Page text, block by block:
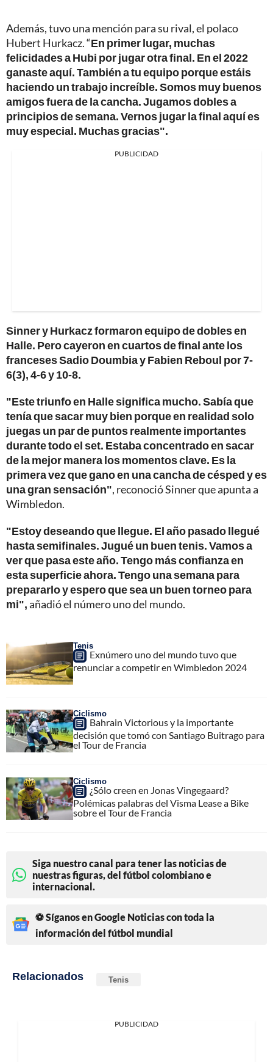
Además, tuvo una mención para su rival, el polaco
Hubert Hurkacz. “En primer lugar, muchas
felicidades a Hubi por jugar otra final. En el 2022
ganaste aquí. También a tu equipo porque estáis
haciendo un trabajo increíble. Somos muy buenos
amigos fuera de la cancha. Jugamos dobles a
principios de semana. Vernos jugar la final aquí es
muy especial. Muchas gracias".
PUBLICIDAD
Sinner y Hurkacz formaron equipo de dobles en
Halle. Pero cayeron en cuartos de final ante los
franceses Sadio Doumbia y Fabien Reboul por 7-
6(3), 4-6 y 10-8.
"Este triunfo en Halle significa mucho. Sabía que
tenía que sacar muy bien porque en realidad solo
juegas un par de puntos realmente importantes
durante todo el set. Estaba concentrado en sacar
de la mejor manera los momentos clave. Es la
primera vez que gano en una cancha de césped y es
una gran sensación", reconoció Sinner que apunta a
Wimbledon.
"Estoy deseando que llegue. El año pasado llegué
hasta semifinales. Jugué un buen tenis. Vamos a
ver que pasa este año. Tengo más confianza en
esta superficie ahora. Tengo una semana para
prepararlo y espero que sea un buen torneo para
mi",añadió el número uno del mundo.
Tenis
Exnúmero uno del mundo tuvo que
renunciar a competir en Wimbledon 2024
Ciclismo
Bahrain Victorious y la importante
decisión que tomó con Santiago Buitrago para
el Tour de Francia
Ciclismo
¿Sólo creen en Jonas Vingegaard?
Polémicas palabras del Visma Lease a Bike
sobre el Tour de Francia
Siga nuestro canal para tener las noticias de
nuestras figuras, del fútbol colombiano e
internacional.
⚽ Síganos en Google Noticias con toda la
información del fútbol mundial
Relacionados Tenis
PUBLICIDAD